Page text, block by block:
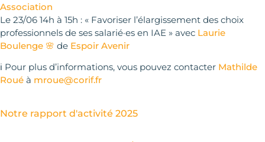
Association
Le 23/06 14h à 15h : « Favoriser l’élargissement des choix
professionnels de ses salarié·es en IAE » avec Laurie
Boulenge 🌸 de Espoir Avenir
ℹ️ Pour plus d’informations, vous pouvez contacter Mathilde
Roué à mroue@corif.fr
Notre rapport d'activité 2025